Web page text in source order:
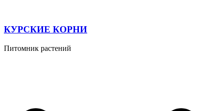
КУРСКИЕ КОРНИ
Питомник растений